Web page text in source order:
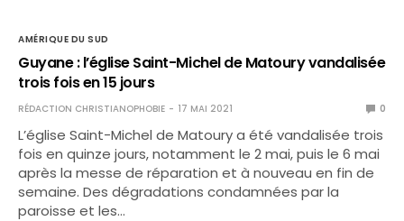
AMÉRIQUE DU SUD
Guyane : l’église Saint-Michel de Matoury vandalisée
trois fois en 15 jours
RÉDACTION CHRISTIANOPHOBIE 17 MAI 2021 0
L’église Saint-Michel de Matoury a été vandalisée trois
fois en quinze jours, notamment le 2 mai, puis le 6 mai
après la messe de réparation et à nouveau en fin de
semaine. Des dégradations condamnées par la
paroisse et les…